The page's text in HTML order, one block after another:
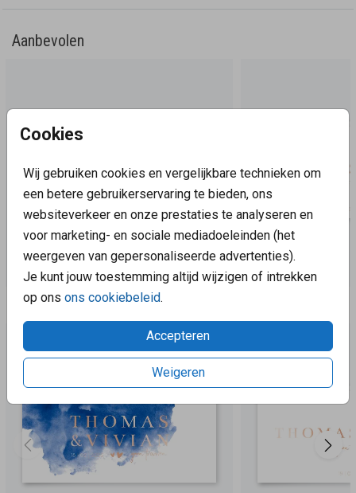
Cookies
Wij gebruiken cookies en vergelijkbare technieken om
een betere gebruikerservaring te bieden, ons
websiteverkeer en onze prestaties te analyseren en
voor marketing- en sociale mediadoeleinden (het
weergeven van gepersonaliseerde advertenties).
Je kunt jouw toestemming altijd wijzigen of intrekken
op ons ons cookiebeleid.
Accepteren
Weigeren
Aanbevolen
Aanbevolen